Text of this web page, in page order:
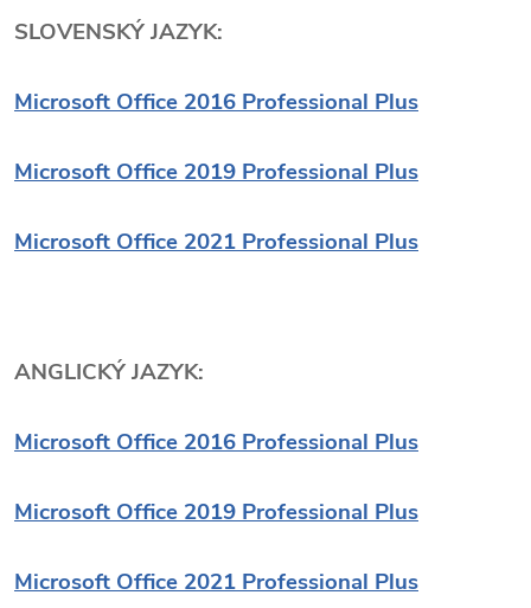
SLOVENSKÝ JAZYK:
Microsoft Office 2016 Professional Plus
Microsoft Office 2019 Professional Plus
Microsoft Office 2021 Professional Plus
ANGLICKÝ JAZYK:
Microsoft Office 2016 Professional Plus
Microsoft Office 2019 Professional Plus
Microsoft Office 2021 Professional Plus